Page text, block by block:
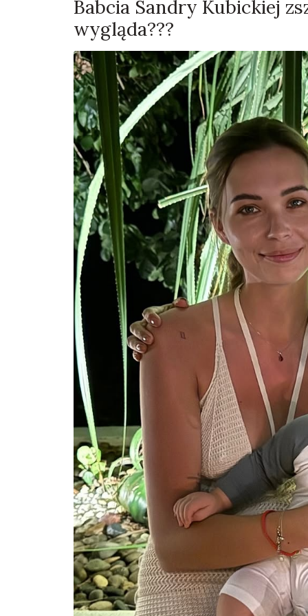
Babcia Sandry Kubickiej
wygląda???